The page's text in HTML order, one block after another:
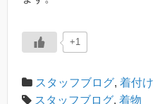
+1
スタッフブログ, 着付
スタッフブログ, 着物